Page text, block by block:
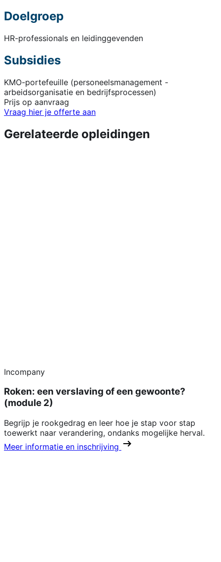
Doelgroep
HR-professionals en leidinggevenden
Subsidies
KMO-portefeuille (personeelsmanagement -
arbeidsorganisatie en bedrijfsprocessen)
Prijs op aanvraag
Vraag hier je offerte aan
Gerelateerde opleidingen
Incompany
Roken: een verslaving of een gewoonte?
(module 2)
Begrijp je rookgedrag en leer hoe je stap voor stap
toewerkt naar verandering, ondanks mogelijke herval.
Meer informatie en inschrijving